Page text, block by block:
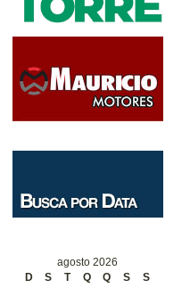
agosto 2026
D
S T Q Q S S